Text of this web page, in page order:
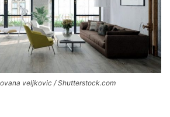
veljkovic / Shutterstock.com